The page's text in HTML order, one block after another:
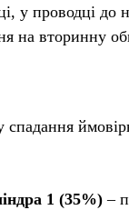
у проводці до
на вторинну
1 (35%) –